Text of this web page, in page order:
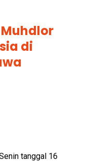
di
tanggal 16